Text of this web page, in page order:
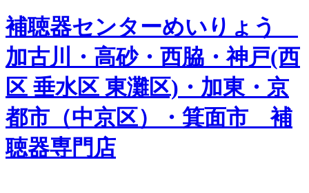
補聴器センターめいりょう
加古川・高砂・西脇・神戸(西
区 垂水区 東灘区)・加東・京
都市（中京区）・箕面市 補
聴器専門店